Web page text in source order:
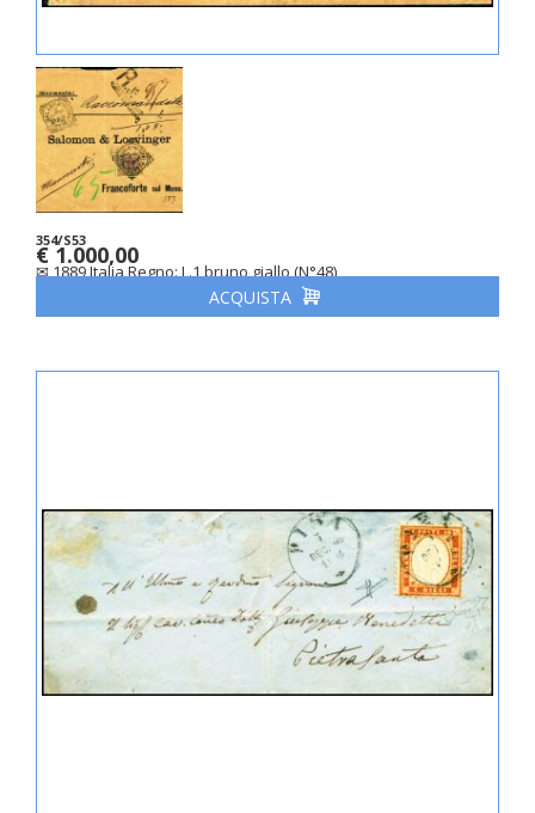
354/S53
✉ 1889 Italia Regno: L.1 bruno giallo (N°48)
€ 1.000,00
ACQUISTA